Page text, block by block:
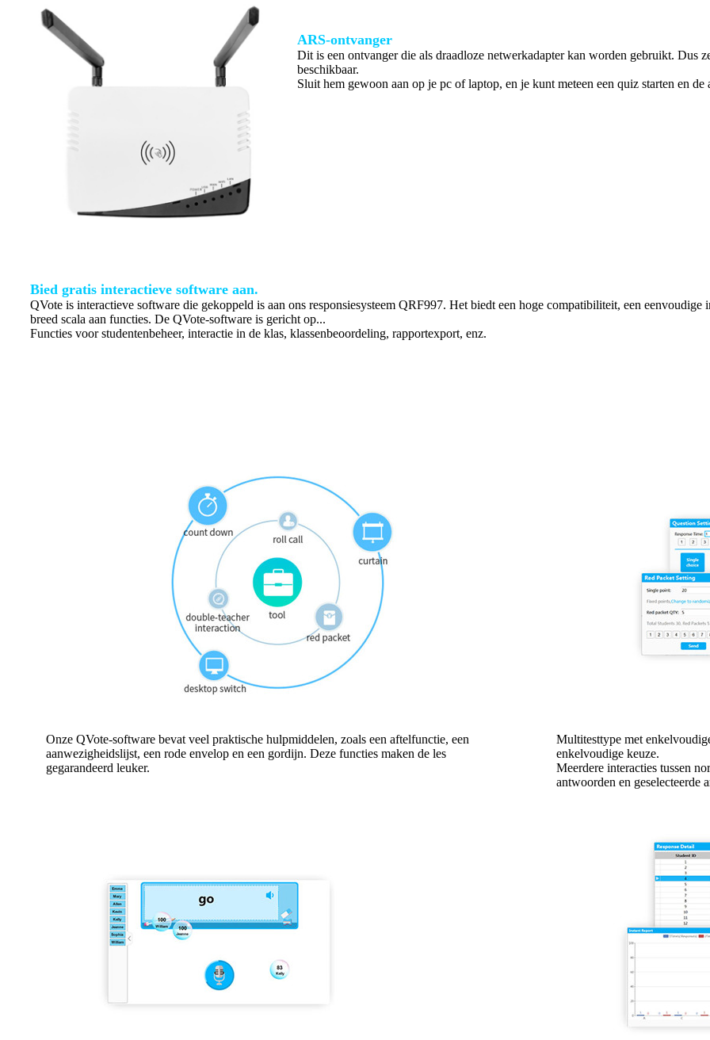
ARS-ontvanger
Dit is een ontvanger die als draadloze netwerkadapter kan worden gebruikt. Dus
beschikbaar.
Sluit hem gewoon aan op je pc of laptop, en je kunt meteen een quiz starten en
Bied gratis interactieve software aan.
QVote is interactieve software die gekoppeld is aan ons responsiesysteem QRF997. Het biedt een hoge compatibiliteit, een eenvoudige
breed scala aan functies. De QVote-software is gericht op...
Functies voor studentenbeheer, interactie in de klas, klassenbeoordeling, rapportexport, enz.
Onze QVote-software bevat veel praktische hulpmiddelen, zoals een aftelfunctie, een
aanwezigheidslijst, een rode envelop en een gordijn. Deze functies maken de les
gegarandeerd leuker.
Multitesttype met
enkelvoudige keuze.
Meerdere interacties tussen
antwoorden en geselecteerde